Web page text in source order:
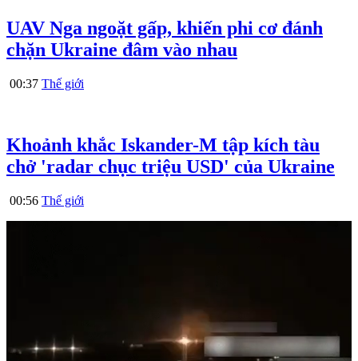
UAV Nga ngoặt gấp, khiến phi cơ đánh
chặn Ukraine đâm vào nhau
00:37 Thế giới
Khoảnh khắc Iskander-M tập kích tàu
chở 'radar chục triệu USD' của Ukraine
00:56 Thế giới